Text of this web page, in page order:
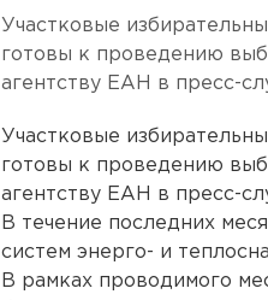
Участковые
готовы к проведению
агентству ЕАН в пресс-
Участковые
готовы к проведению
агентству ЕАН в пресс-
В течение последних
систем энерго- и
В рамках проводимого